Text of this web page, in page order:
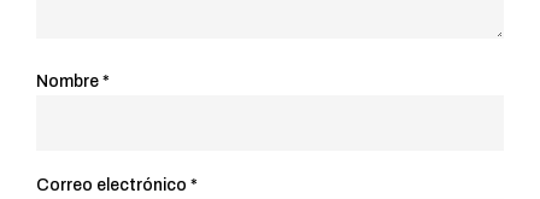
Nombre *
Correo electrónico *